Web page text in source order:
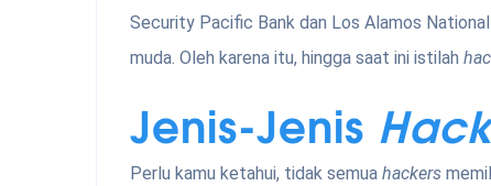
Security Pacific Bank dan Los Alamos
muda. Oleh karena itu, hingga saat ini istilah
Jenis-Jenis
Perlu kamu ketahui, tidak semua hackers